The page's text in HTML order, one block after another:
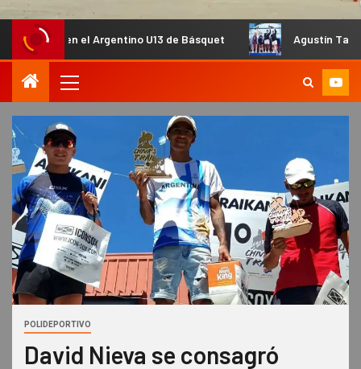
el Argentino U13 de Básquet Agustín Tapia y Arturo
POLIDEPORTIVO
David Nieva se consagró